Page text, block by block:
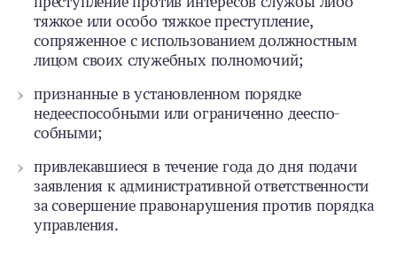
тяжкое или особо тяжкое преступление,
сопряженное с использованием должностным
лицом своих служебных полномочий;
признанные в установленном порядке
недееспособными или ограниченно дееспо­
собными;
привлекавшиеся в течение года до дня подачи
заявления к административной ответственности
за совершение правонарушения против порядка
управления.